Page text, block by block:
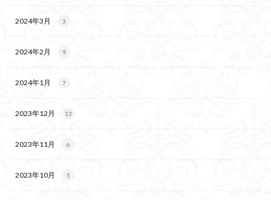
2024年3月 3
2024年2月 9
2024年1月 7
2023年12月 13
2023年11月 6
2023年10月 5